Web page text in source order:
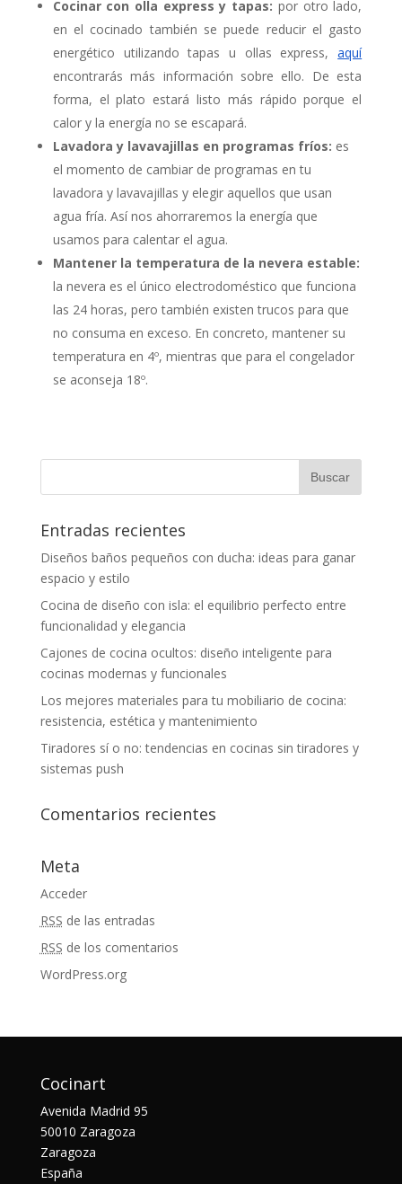
Cocinar con olla express y tapas: por otro lado,
en el cocinado también se puede reducir el gasto
energético utilizando tapas u ollas express,aquí
encontrarás más información sobre ello. De esta
forma, el plato estará listo más rápido porque el
calor y la energía no se escapará.
Lavadora y lavavajillas en programas fríos: es
el momento de cambiar de programas en tu
lavadora y lavavajillas y elegir aquellos que usan
agua fría. Así nos ahorraremos la energía que
usamos para calentar el agua.
Mantener la temperatura de la nevera estable:
la nevera es el único electrodoméstico que funciona
las 24 horas, pero también existen trucos para que
no consuma en exceso. En concreto, mantener su
temperatura en 4º, mientras que para el congelador
se aconseja 18º.
Entradas recientes
Diseños baños pequeños con ducha: ideas para ganar
espacio y estilo
Cocina de diseño con isla: el equilibrio perfecto entre
funcionalidad y elegancia
Cajones de cocina ocultos: diseño inteligente para
cocinas modernas y funcionales
Los mejores materiales para tu mobiliario de cocina:
resistencia, estética y mantenimiento
Tiradores sí o no: tendencias en cocinas sin tiradores y
sistemas push
Comentarios recientes
Meta
Acceder
RSS de las entradas
RSS de los comentarios
WordPress.org
Cocinart
Avenida Madrid 95
50010 Zaragoza
Zaragoza
España